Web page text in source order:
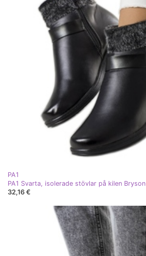
PA1
PA1 Svarta, isolerade stövlar på kilen Bryson
32,16 €